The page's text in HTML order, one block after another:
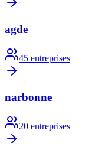
agde
45 entreprises
narbonne
20 entreprises